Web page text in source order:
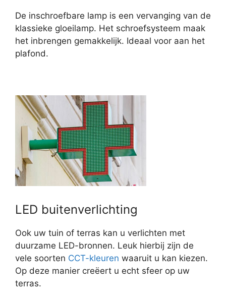
De inschroefbare lamp is een vervanging van de
klassieke gloeilamp. Het schroefsysteem maak
het inbrengen gemakkelijk. Ideaal voor aan het
plafond.
LED buitenverlichting
Ook uw tuin of terras kan u verlichten met
duurzame LED-bronnen. Leuk hierbij zijn de
vele soorten CCT-kleuren waaruit u kan kiezen.
Op deze manier creëert u echt sfeer op uw
terras.